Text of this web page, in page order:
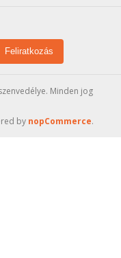
Feliratkozás
Minden jog
by nopCommerce.